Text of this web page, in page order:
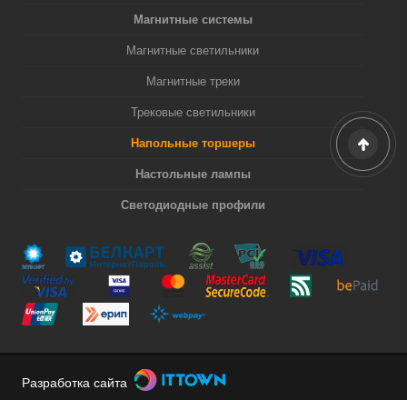
Магнитные системы
Магнитные светильники
Магнитные треки
Трековые светильники
Напольные торшеры
Настольные лампы
Светодиодные профили
Разработка сайта